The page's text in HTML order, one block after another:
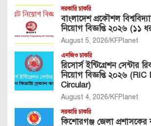
সরকারি চাকরি
বাংলাদেশ প্রকৌশল
নিয়োগ বিজ্ঞপ্তি ২০২৬ (১১
August 5, 2026 KFPlanet
এনজিও চাকরি
রিসোর্স ইন্টিগ্রেশন সেন্টার
নিয়োগ বিজ্ঞপ্তি ২০২৬
Circular)
August 4, 2026 KFPlanet
সরকারি চাকরি
কিশোরগঞ্জ জেলা প্রশাসকের